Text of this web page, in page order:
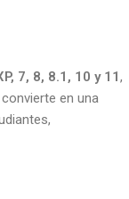
7, 8, 8.1, 10 y 11,
en una